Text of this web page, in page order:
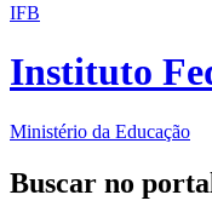
IFB
Instituto
Ministério da Educação
Buscar no